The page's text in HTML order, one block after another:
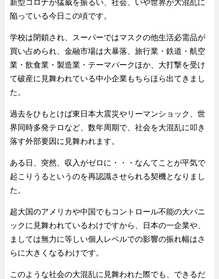
新型コロナが猛威を振るい、社会、いや世界が大混乱に
陥っている今日この頃です。
学校は閉鎖され、スーパーではマスクの他生活必需品が
買い占められ、金融市場は大暴落、旅行業・鉄道・航空
業・飲食業・製造業・テーマパークほか、大打撃を受け
て破産に見舞われている中小企業もちらほら出てきまし
た。
過去をひもとけば東日本大震災やリーマンショック、世
界同時多発テロなど、数年周期で、社会を大混乱に叩き
落す外部要因に見舞われます。
ある日、突然、収入がゼロに・・・なんてことが平気で
起こりうるというのを再認識させられる契機となりまし
た。
超大国のアメリカや中国でもコントロール不能の大パニ
ックに見舞われているわけですから、日本の一企業や、
ましては無力に等しい個人レベルでの影響の振れ幅はさ
らに大きくなるわけです。
このような社会の大混乱に見舞われた際でも、できるだ